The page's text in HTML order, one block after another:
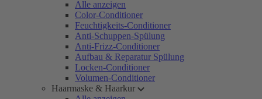
Alle anzeigen
Color-Conditioner
Feuchtigkeits-Conditioner
Anti-Schuppen-Spülung
Anti-Frizz-Conditioner
Aufbau & Reparatur Spülung
Locken-Conditioner
Volumen-Conditioner
Haarmaske & Haarkur